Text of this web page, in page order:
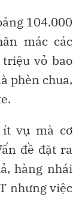
104.000
mác các
vỏ bao
phèn chua,
vụ mà cơ
đề đặt ra
hàng nhái
nhưng việc